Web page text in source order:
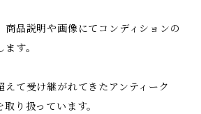
品説明や画像にてコンディションの
ます。
て受け継がれてきたアンティーク
り扱っています。